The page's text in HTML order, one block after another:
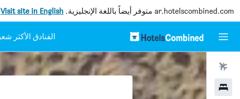
ar.hotelscombined.com متوفر أيضاً باللغة الإنجليزية. Visit site in English
رحلات طيران
فنادق